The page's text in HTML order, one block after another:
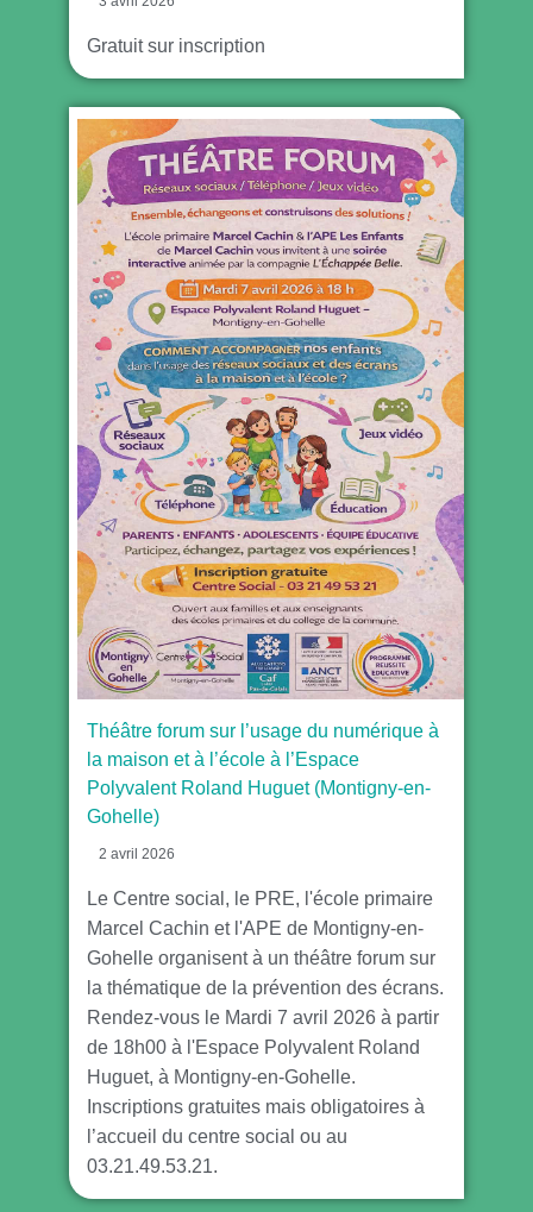
Gratuit sur inscription
Théâtre forum sur l’usage du numérique à
la maison et à l’école à l’Espace
Polyvalent Roland Huguet (Montigny-en-
Gohelle)
2 avril 2026
Le Centre social, le PRE, l'école primaire
Marcel Cachin et l'APE de Montigny-en-
Gohelle organisent à un théâtre forum sur
la thématique de la prévention des écrans.
Rendez-vous le Mardi 7 avril 2026 à partir
de 18h00 à l'Espace Polyvalent Roland
Huguet, à Montigny-en-Gohelle.
Inscriptions gratuites mais obligatoires à
l’accueil du centre social ou au
03.21.49.53.21.